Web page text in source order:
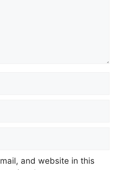
and website in this